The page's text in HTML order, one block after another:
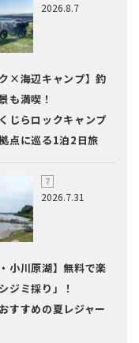
2026.8.7
ク×海辺キャンプ】釣
も満喫！
じらロックキャンプ
点に巡る1泊2日旅
2026.7.31
・小川原湖】無料で楽
ジミ採り」！
すすめの夏レジャー